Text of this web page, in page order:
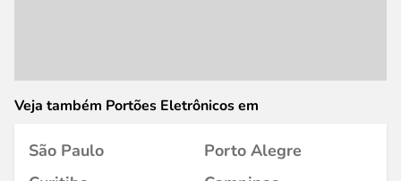
Veja também Portões Eletrônicos em
São Paulo
Porto Alegre